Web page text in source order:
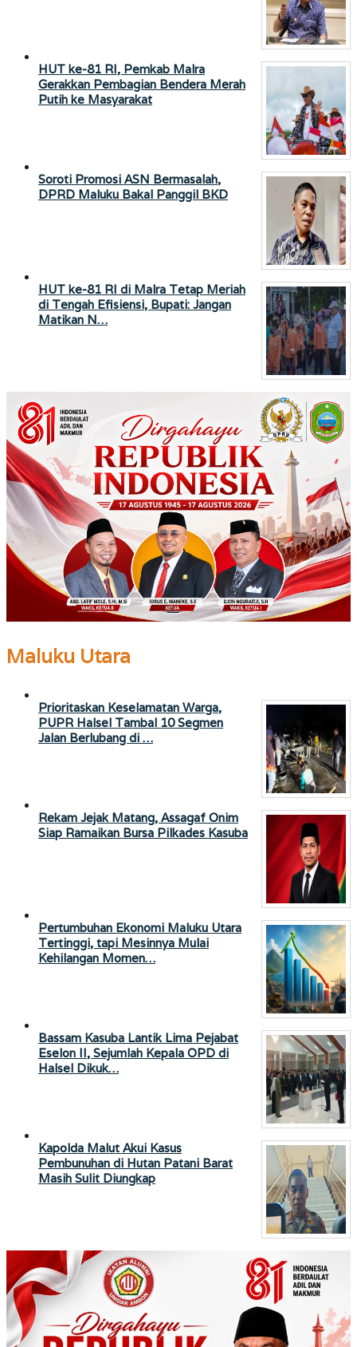
HUT ke-81 RI, Pemkab Malra
Gerakkan Pembagian Bendera Merah
Putih ke Masyarakat
Soroti Promosi ASN Bermasalah,
DPRD Maluku Bakal Panggil BKD
HUT ke-81 RI di Malra Tetap Meriah
di Tengah Efisiensi, Bupati: Jangan
Matikan N…
Maluku Utara
Prioritaskan Keselamatan Warga,
PUPR Halsel Tambal 10 Segmen
Jalan Berlubang di …
Rekam Jejak Matang, Assagaf Onim
Siap Ramaikan Bursa Pilkades Kasuba
Pertumbuhan Ekonomi Maluku Utara
Tertinggi, tapi Mesinnya Mulai
Kehilangan Momen…
Bassam Kasuba Lantik Lima Pejabat
Eselon II, Sejumlah Kepala OPD di
Halsel Dikuk…
Kapolda Malut Akui Kasus
Pembunuhan di Hutan Patani Barat
Masih Sulit Diungkap